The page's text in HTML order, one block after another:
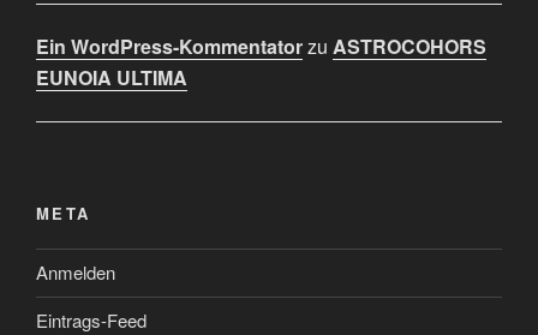
Ein WordPress-Kommentatorzu ASTROCOHORS
EUNOIA ULTIMA
META
Anmelden
Eintrags-Feed